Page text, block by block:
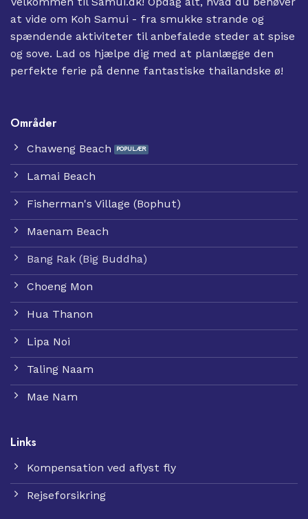
at vide om Koh Samui - fra smukke strande og
spændende aktiviteter til anbefalede steder at spise
og sove. Lad os hjælpe dig med at planlægge den
perfekte ferie på denne fantastiske thailandske ø!
Områder
Chaweng Beach
Lamai Beach
Fisherman's Village (Bophut)
Maenam Beach
Bang Rak (Big Buddha)
Choeng Mon
Hua Thanon
Lipa Noi
Taling Naam
Mae Nam
Links
Kompensation ved aflyst fly
Rejseforsikring